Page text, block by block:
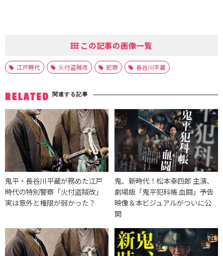
この記事の画像一覧
江戸時代 火付盗賊改 犯罪 長谷川平蔵
RELATED 関連する記事
鬼平・長谷川平蔵が務めた江戸
時代の特別警察「火付盗賊改」
実は意外と権限が弱かった？
鬼、新時代！松本幸四郎 主演、
劇場版「鬼平犯科帳 血闘」予告
映像＆本ビジュアルがついに公
開